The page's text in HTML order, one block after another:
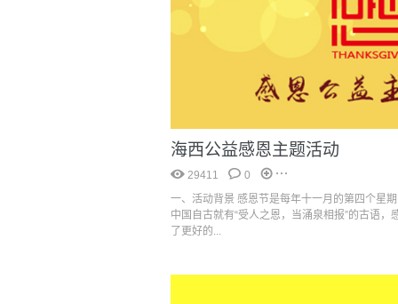
海西公益感恩主题活动
29411
0
一、活动背景 感恩节是每年十一月的第四个星
中国自古就有“受人之恩，当涌泉相报”的古语
了更好的...